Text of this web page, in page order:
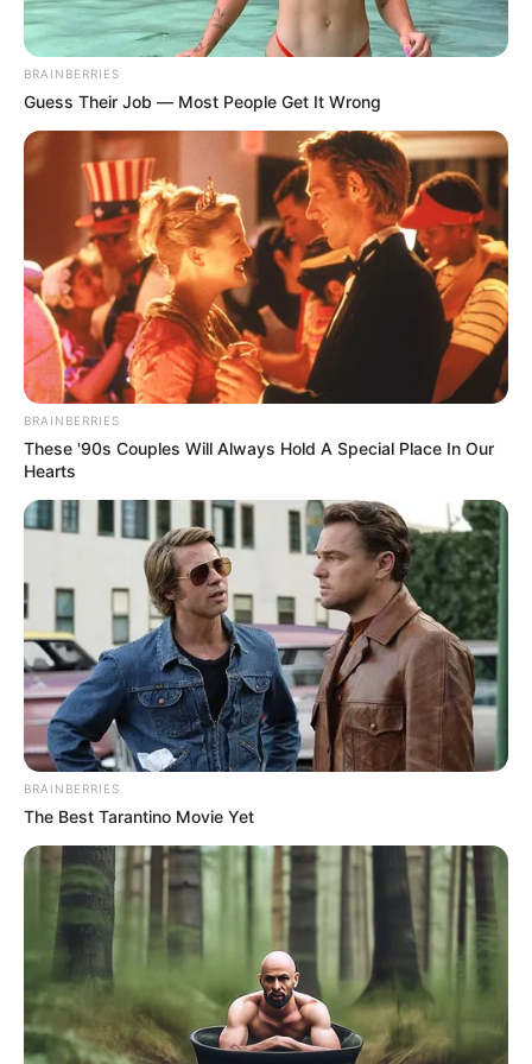
La secretaria de Participación e Inclusión Social de Bello,
Jennifer López Pérez, afirmó que “tendremos muchas
actividades lúdicas a
nivel interno y externo,
las niñas son el centro de las acciones que buscan
garantizar su bienestar y su desarrollo integral”.
Le puede interesar: Autoridades en El Santuario
destruyeron vivienda abandonada donde consumían
estupefacientes
Actividades destacadas
Algunas de lasactividadesque hacen parte de la
siguientes:
- Siembra y caminata por la familia: Una jornada para
promover valores familiares y el cuidado del medio
ambiente a través de la plantación de árboles.
- Lanzamiento de corredores de tránsito seguros: Para
mejorar la movilidad de los niños y adolescentes en
espacios escolares y comunitarios.
BRAINBERRIES
Guess Their Job — Most People Get It Wrong
BRAINBERRIES
These '90s Couples Will Always Hold A Special Place In Our
Hearts
BRAINBERRIES
The Best Tarantino Movie Yet